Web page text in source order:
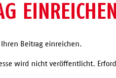
EINREICHEN
Ihren Beitrag einreichen.
wird nicht veröffentlicht.